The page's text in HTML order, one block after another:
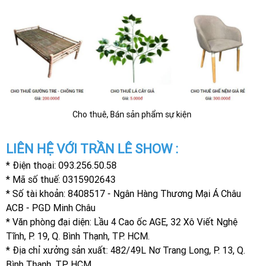
Cho thuê, Bán sản phẩm sự kiện
LIÊN HỆ VỚI TRẦN LÊ SHOW :
* Điện thoại: 093.256.50.58
* Mã số thuế: 0315902643
* Số tài khoản: 8408517 - Ngân Hàng Thương Mại Á Châu
ACB - PGD Minh Châu
* Văn phòng đại diện: Lầu 4 Cao ốc AGE, 32 Xô Viết Nghệ
Tĩnh, P. 19, Q. Bình Thạnh, TP. HCM.
* Địa chỉ xưởng sản xuất: 482/49L Nơ Trang Long, P. 13, Q.